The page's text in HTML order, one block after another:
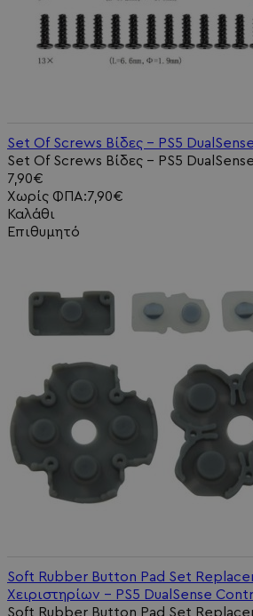
Set Of Screws Βίδες - PS5
Set Of Screws Βίδες - PS5
7,90€
Χωρίς ΦΠΑ:7,90€
Καλάθι
Επιθυμητό
Soft Rubber Button Pad Set
Χειριστηρίων - PS5 DualSense
Soft Rubber Button Pad Set